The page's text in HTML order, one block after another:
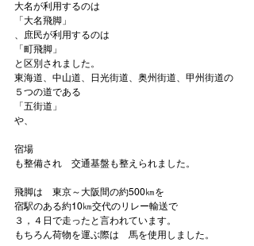
大名が利用するのは
「大名飛脚」
、庶民が利用するのは
「町飛脚」
と区別されました。
東海道、中山道、日光街道、奥州街道、甲州街道の
５つの道である
「五街道」
宿場
も整備され　交通基盤も整えられました。
飛脚は　東京～大阪間の約500㎞を
宿駅のある約10㎞交代のリレー輸送で
３，４日で走ったと言われています。
もちろん荷物を運ぶ際は　馬を使用しました。